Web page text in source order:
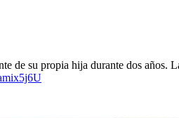
de su propia hija durante dos años.